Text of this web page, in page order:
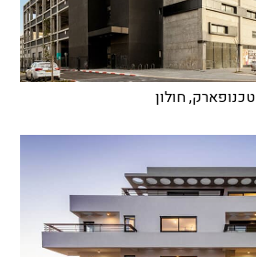
טכנופארק, חולון